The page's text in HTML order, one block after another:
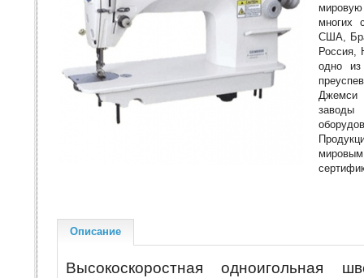
многих
США,
Россия,
одно
Описание
Высокоскоростная одноигольная